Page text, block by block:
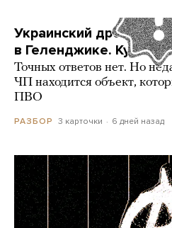
Украинский дрон
в Геленджике. Куда он
Точных ответов нет. Но
ЧП находится объект,
ПВО
РАЗБОР 3 карточки 6 дней назад